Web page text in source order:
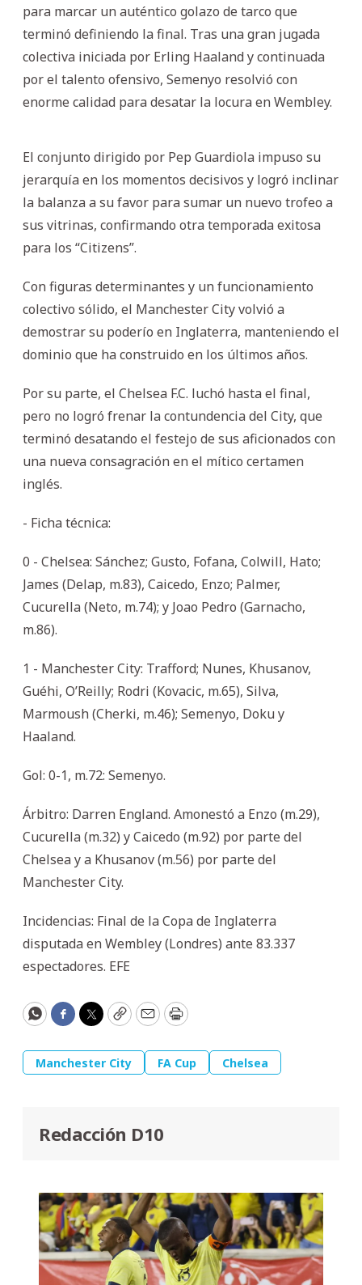
para marcar un auténtico golazo de tarco que
terminó definiendo la final. Tras una gran jugada
colectiva iniciada por Erling Haaland y continuada
por el talento ofensivo, Semenyo resolvió con
enorme calidad para desatar la locura en Wembley.
El conjunto dirigido por Pep Guardiola impuso su
jerarquía en los momentos decisivos y logró inclinar
la balanza a su favor para sumar un nuevo trofeo a
sus vitrinas, confirmando otra temporada exitosa
para los “Citizens”.
Con figuras determinantes y un funcionamiento
colectivo sólido, el Manchester City volvió a
demostrar su poderío en Inglaterra, manteniendo el
dominio que ha construido en los últimos años.
Por su parte, el Chelsea F.C. luchó hasta el final,
pero no logró frenar la contundencia del City, que
terminó desatando el festejo de sus aficionados con
una nueva consagración en el mítico certamen
inglés.
- Ficha técnica:
0 - Chelsea: Sánchez; Gusto, Fofana, Colwill, Hato;
James (Delap, m.83), Caicedo, Enzo; Palmer,
Cucurella (Neto, m.74); y Joao Pedro (Garnacho,
m.86).
1 - Manchester City: Trafford; Nunes, Khusanov,
Guéhi, O’Reilly; Rodri (Kovacic, m.65), Silva,
Marmoush (Cherki, m.46); Semenyo, Doku y
Haaland.
Gol: 0-1, m.72: Semenyo.
Árbitro: Darren England. Amonestó a Enzo (m.29),
Cucurella (m.32) y Caicedo (m.92) por parte del
Chelsea y a Khusanov (m.56) por parte del
Manchester City.
Incidencias: Final de la Copa de Inglaterra
disputada en Wembley (Londres) ante 83.337
espectadores. EFE
WhatsApp
Facebook
Twitter
CopyEmailPrint
Manchester City FA Cup Chelsea
Redacción D10